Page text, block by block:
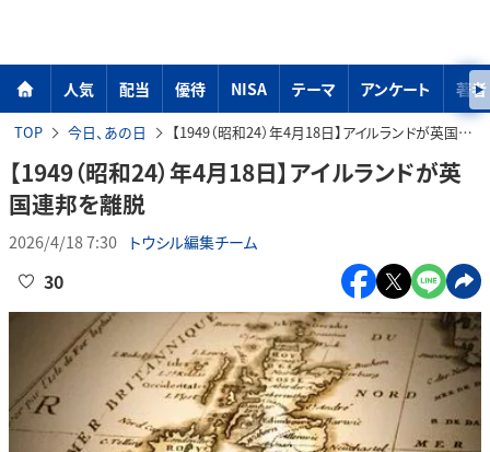
人気 配当 優待 NISA テーマ アンケート 著者
TOP 今日、あの日 【1949（昭和24）年4月18日】アイルランドが英国連邦を離脱
【1949（昭和24）年4月18日】アイルランドが英
国連邦を離脱
2026/4/18 7:30 トウシル編集チーム
30